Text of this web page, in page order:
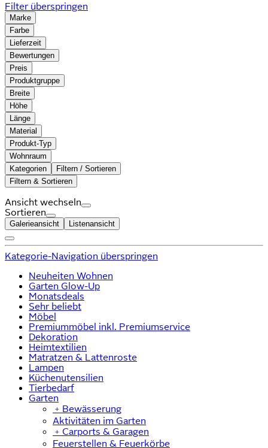
Filter überspringen
Marke
Farbe
Lieferzeit
Bewertungen
Preis
Produktgruppe
Breite
Höhe
Länge
Material
Produkt-Typ
Wohnraum
Kategorien
Filtern / Sortieren
Filtern & Sortieren
Ansicht wechseln
Sortieren
Galerieansicht Listenansicht
Kategorie-Navigation überspringen
Neuheiten Wohnen
Garten Glow-Up
Monatsdeals
Sehr beliebt
Möbel
Premiummöbel inkl. Premiumservice
Dekoration
Heimtextilien
Matratzen & Lattenroste
Lampen
Küchenutensilien
Tierbedarf
Garten
﹢ Bewässerung
Aktivitäten im Garten
﹢ Carports & Garagen
Feuerstellen & Feuerkörbe